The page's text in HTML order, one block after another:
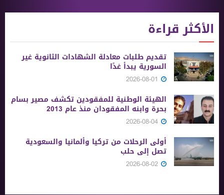
الأكثر قراءة
تقديم طلبات معادلة الشهادات الثانوية ‏غير
السورية يبدأ غدًا
الهيئة الوطنية للمفقودين تكشف مصير بسام
بحرة وابنه المفقودان منذ عام 2013
أولى الرحلات من ‏تركيا وألمانيا والسعودية
تصل إلى حلب